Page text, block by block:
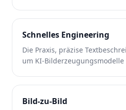
Szene fortsetzen.
Schnelles Engineering
Die Praxis, präzise
um KI-
Bild-zu-Bild